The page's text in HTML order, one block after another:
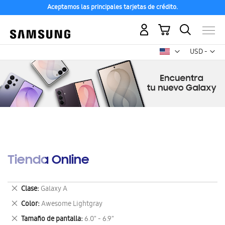
Aceptamos las principales tarjetas de crédito.
USD -
dólar
Mi carrito
Tienda Online
Clase Galaxy A
Eliminar
este
artículo
Color Awesome Lightgray
Eliminar
este
Tamaño de pantalla 6.0" - 6.9"
Eliminar